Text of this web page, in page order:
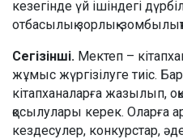
кезегінде үй ішіндегі
отбасылық зорлық-
Сегізінші. Мектеп –
жұмыс жүргізілуге тиіс.
кітапханаларға жазылып,
қосылулары керек. Оларға
кездесулер, конкурстар,